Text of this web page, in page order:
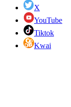
X
YouTube
Tiktok
Kwai